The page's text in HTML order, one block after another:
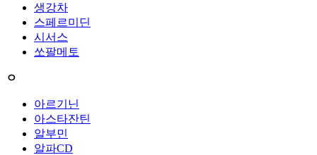
생강차
스페르미딘
시서스
쏘팔메토
ㅇ
아르기닌
아스타잔틴
알부민
알파CD